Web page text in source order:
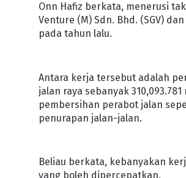
Onn Hafiz berkata, menerusi
Venture (M) Sdn. Bhd. (SGV)
pada tahun lalu.
Antara kerja tersebut adalah
jalan raya sebanyak
pembersihan perabot jalan
penurapan jalan-jalan.
Beliau berkata, kebanyakan
yang boleh dipercepatkan.